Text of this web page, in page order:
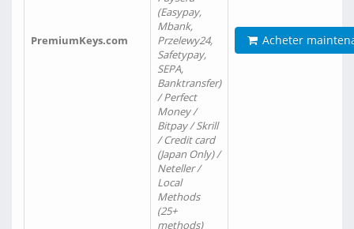
PremiumKeys.com
(Easypay,
Mbank,
Przelewy24,
Safetypay,
SEPA,
Banktransfer)
/ Perfect
Money /
Bitpay / Skrill
/ Credit card
(Japan Only) /
Neteller /
Local
Methods
(25+
methods)
Acheter